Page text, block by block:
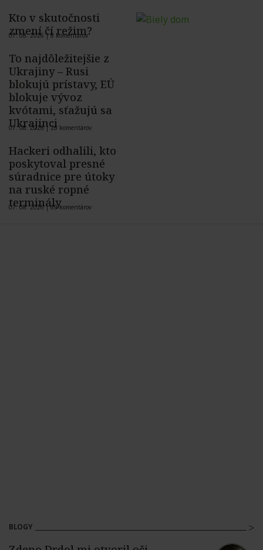
Kto v skutočnosti
zmení čí režim?
07. 08. 2026 |8 komentárov
To najdôležitejšie z
Ukrajiny – Rusi
blokujú prístavy, EÚ
blokuje vývoz
kvótami, sťažujú sa
Ukrajinci
07. 08. 2026 |26 komentárov
Hackeri odhalili, kto
poskytoval presné
súradnice pre útoky
na ruské ropné
terminály
07. 08. 2026 |69 komentárov
BLOGY